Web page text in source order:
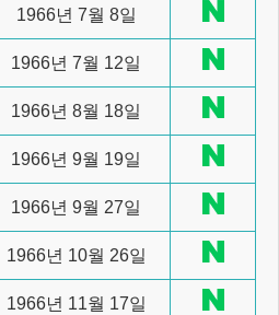
1966년 7월 8일
1966년 7월 12일
1966년 8월 18일
1966년 9월 19일
1966년 9월 27일
1966년 10월 26일
1966년 11월 17일